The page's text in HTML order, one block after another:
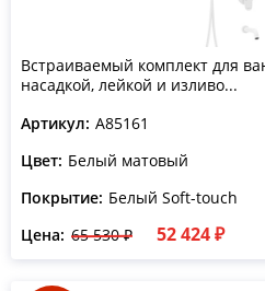
Встраиваемый комплект для
насадкой, лейкой и изливо...
Артикул: A85161
Цвет: Белый матовый
Покрытие: Белый Soft-touch
Цена: 65 530 ₽ 52 424 ₽